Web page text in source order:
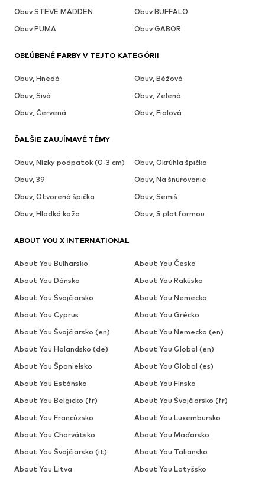
Obuv STEVE MADDEN
Obuv BUFFALO
Obuv PUMA
Obuv GABOR
OBĽÚBENÉ FARBY V TEJTO KATEGÓRII
Obuv, Hnedá
Obuv, Béžová
Obuv, Sivá
Obuv, Zelená
Obuv, Červená
Obuv, Fialová
ĎALŠIE ZAUJÍMAVÉ TÉMY
Obuv, Nízky podpätok (0-3 cm)
Obuv, Okrúhla špička
Obuv, 39
Obuv, Na šnurovanie
Obuv, Otvorená špička
Obuv, Semiš
Obuv, Hladká koža
Obuv, S platformou
ABOUT YOU X INTERNATIONAL
About You Bulharsko
About You Česko
About You Dánsko
About You Rakúsko
About You Švajčiarsko
About You Nemecko
About You Cyprus
About You Grécko
About You Švajčiarsko (en)
About You Nemecko (en)
About You Holandsko (de)
About You Global (en)
About You Španielsko
About You Global (es)
About You Estónsko
About You Fínsko
About You Belgicko (fr)
About You Švajčiarsko (fr)
About You Francúzsko
About You Luxembursko
About You Chorvátsko
About You Maďarsko
About You Švajčiarsko (it)
About You Taliansko
About You Litva
About You Lotyšsko